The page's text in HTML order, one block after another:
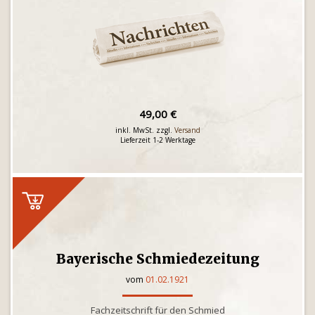
49,00 €
inkl. MwSt. zzgl. Versand
Lieferzeit 1-2 Werktage
Bayerische Schmiedezeitung
vom 01.02.1921
Fachzeitschrift für den Schmied